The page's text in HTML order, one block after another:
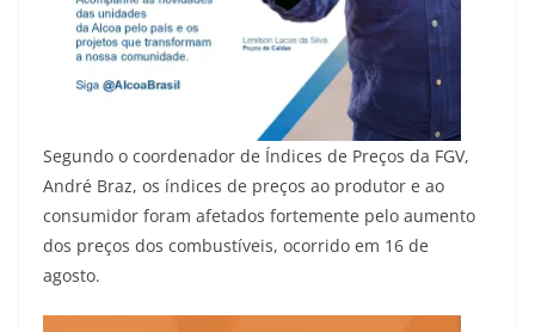
Segundo o coordenador de Índices de Preços da FGV,
André Braz, os índices de preços ao produtor e ao
consumidor foram afetados fortemente pelo aumento
dos preços dos combustíveis, ocorrido em 16 de
agosto.